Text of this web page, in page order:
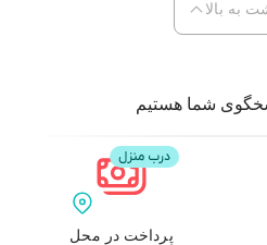
شما هستیم
به بالا
پرداخت در محل